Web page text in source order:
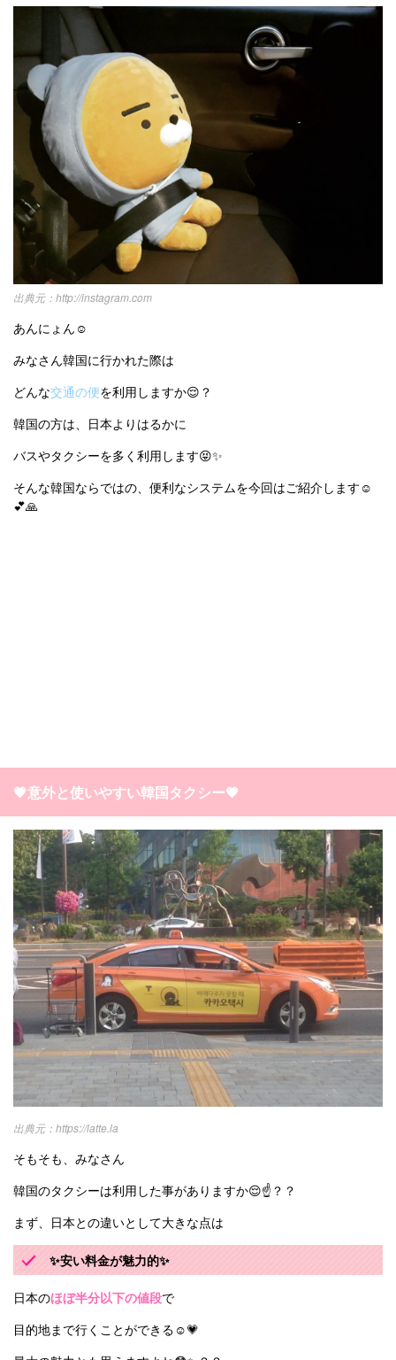
manimani について
カテゴリー一覧
タグ一覧
キュレーター一覧
運営会社
利用規約
プライバシーポリシー
お問い合わせ
韓国 オルチャン 韓国トレンド
韓国旅行 韓国ファッション
メイク k-pop コスメ ファッション
kpop 韓国メイク
オルチャンメイク twice 人気
韓国ドラマ カフェ かわいい
http://instagram.com
あんにょん☺️
みなさん韓国に行かれた際は
どんな交通の便を利用しますか😌？
韓国の方は、日本よりはるかに
バスやタクシーを多く利用します😝✨
そんな韓国ならではの、便利なシステムを今回はご紹介します☺️
💕🙏
💗意外と使いやすい韓国タクシー💗
https://latte.la
そもそも、みなさん
韓国のタクシーは利用した事がありますか😌☝️？？
まず、日本との違いとして大きな点は
✨安い料金が魅力的✨
日本のほぼ半分以下の値段で
目的地まで行くことができる☺️💗